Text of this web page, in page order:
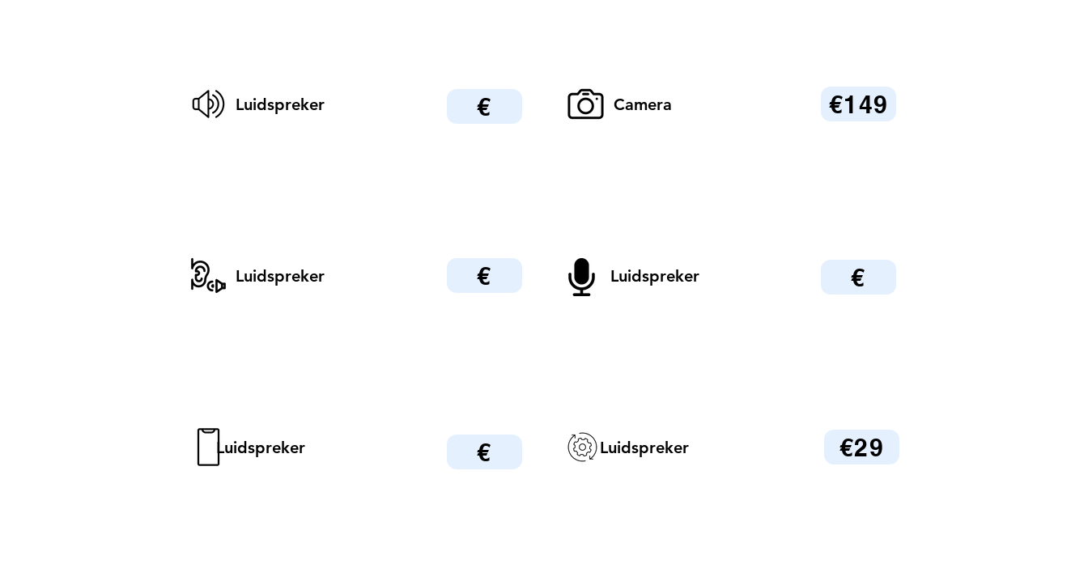
Luidspreker € Camera €149
Luidspreker € Luidspreker €
Luidspreker € Luidspreker €29